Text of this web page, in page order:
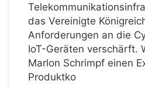
das Vereinigte
Anforderungen an die
IoT-Geräten verschärft.
Marlon Schrimpf einen
Produktko